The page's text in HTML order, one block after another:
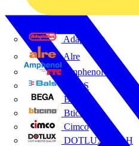
Adaptaflex
Alre
Amphenol FTG
BALS
Bega
Bticino
Cimco
DOTLUX GmbH